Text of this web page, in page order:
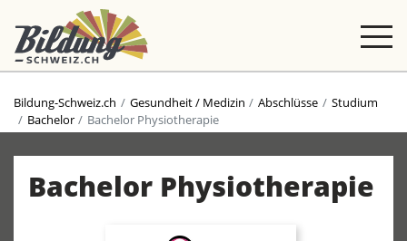
Bildung-Schweiz.ch Gesundheit / Medizin Abschlüsse
Studium
Bachelor
Bachelor Physiotherapie
Bachelor Physiotherapie